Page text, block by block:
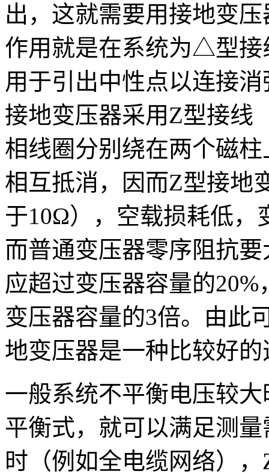
出，这就需要用接地变
作用就是在系统为△型接
用于引出中性点以连接
接地变压器采用Z型接线
相线圈分别绕在两个磁
相互抵消，因而Z型接地
于10Ω），空载损耗低，
而普通变压器零序阻抗
应超过变压器容量的
变压器容量的3倍。由此
地变压器是一种比较好的
一般系统不平衡电压较
平衡式，就可以满足测
时（例如全电缆网络）